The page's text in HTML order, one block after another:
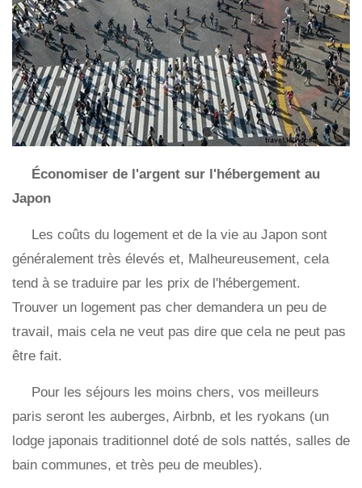
Économiser de l'argent sur l'hébergement au
Japon
Les coûts du logement et de la vie au Japon sont
généralement très élevés et, Malheureusement, cela
tend à se traduire par les prix de l'hébergement.
Trouver un logement pas cher demandera un peu de
travail, mais cela ne veut pas dire que cela ne peut pas
être fait.
Pour les séjours les moins chers, vos meilleurs
paris seront les auberges, Airbnb, et les ryokans (un
lodge japonais traditionnel doté de sols nattés, salles de
bain communes, et très peu de meubles).